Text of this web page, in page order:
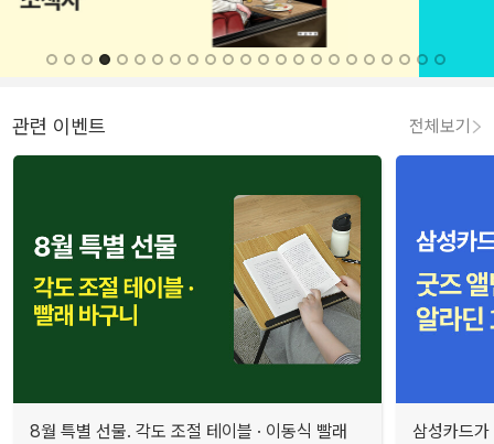
관련 이벤트 전체보기
8월 특별 선물. 각도 조절 테이블 · 이동식 빨래
삼성카드